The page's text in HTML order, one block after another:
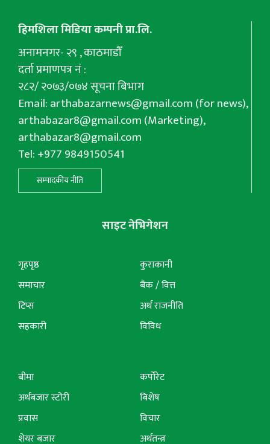
हिमशिला मिडिया कम्पनी प्रा.लि.
अनामनगर- २९ , काठमाडौँ
दर्ता प्रमाणपत्र नं :
२८२/ २०७३/०७४ सूचना बिभाग
Email:arthabazarnews@gmail.com(for news),
arthabazar8@gmail.com(Marketing),
arthabazar8@gmail.com
Tel: +977 9849150541
सम्पादकीय नीति
साइट नेभिगेशन
गृहपृष्ठ
समाचार
टिप्स
सहकारी
कुराकानी
बैंक / वित्त
अर्थ राजनीति
विविध
बीमा
अर्थबजार स्टोरी
प्रवास
शेयर बजार
कर्पोरेट
बिशेष
विचार
अर्थतन्त्र